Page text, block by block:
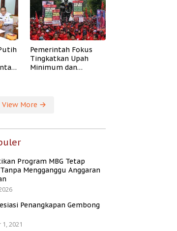
Pemerintah Fokus
Tingkatkan Upah
Minimum dan
View More
Program MBG Tetap
Mengganggu Anggaran
Penangkapan Gembong
2021